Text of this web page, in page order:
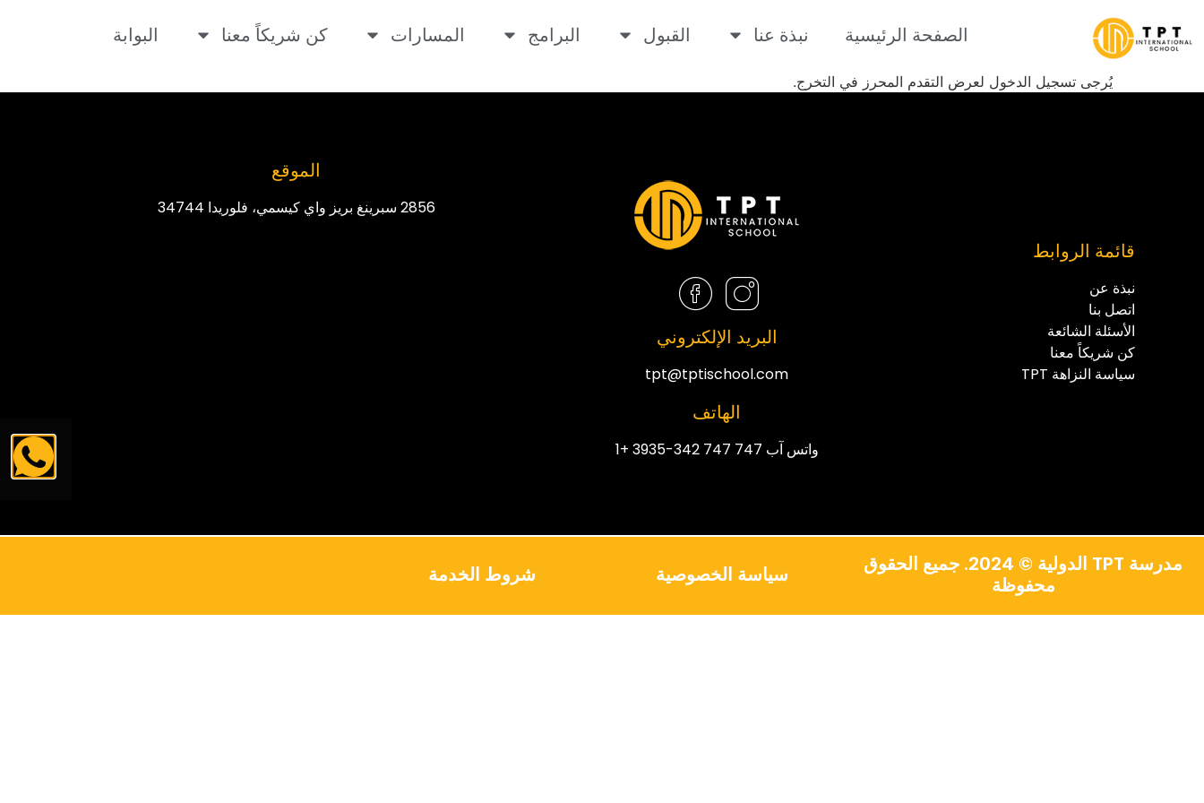
الصفحة الرئيسية نبذة عنا القبول البرامج المسارات كن شريكاً معنا البوابة
يُرجى تسجيل الدخول لعرض التقدم المحرز في التخرج.
قائمة الروابط
نبذة عن
اتصل بنا
الأسئلة الشائعة
كن شريكاً معنا
سياسة النزاهة TPT
البريد الإلكتروني
tpt@tptischool.com
الهاتف
واتس آب 747 747 342-3935 +1
الموقع
2856 سبرينغ بريز واي كيسمي، فلوريدا 34744
مدرسة TPT الدولية © 2024. جميع الحقوق
محفوظة
سياسة الخصوصية شروط الخدمة